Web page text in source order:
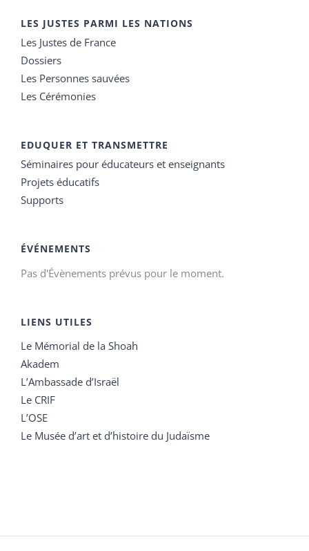
LES JUSTES PARMI LES NATIONS
Les Justes de France
Dossiers
Les Personnes sauvées
Les Cérémonies
EDUQUER ET TRANSMETTRE
Séminaires pour éducateurs et enseignants
Projets éducatifs
Supports
ÉVÉNEMENTS
Pas d'Évènements prévus pour le moment.
LIENS UTILES
Le Mémorial de la Shoah
Akadem
L’Ambassade d’Israël
Le CRIF
L’OSE
Le Musée d’art et d’histoire du Judaïsme